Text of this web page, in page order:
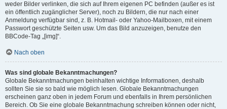
weder Bilder verlinken, die sich auf Ihrem eigenen PC befinden (außer es ist
ein öffentlich zugänglicher Server), noch zu Bildern, die nur nach einer
Anmeldung verfügbar sind, z. B. Hotmail- oder Yahoo-Mailboxen, mit einem
Passwort geschützte Seiten usw. Um das Bild anzuzeigen, benutze den
BBCode-Tag „[img]“.
Nach oben
Was sind globale Bekanntmachungen?
Globale Bekanntmachungen beinhalten wichtige Informationen, deshalb
sollten Sie sie so bald wie möglich lesen. Globale Bekanntmachungen
erscheinen ganz oben in jedem Forum und ebenfalls in Ihrem persönlichen
Bereich. Ob Sie eine globale Bekanntmachung schreiben können oder nicht,